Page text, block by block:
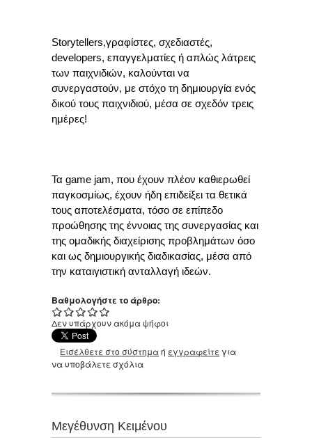
Storytellers,γραφίστες, σχεδιαστές,
developers, επαγγελματίες ή απλώς λάτρεις
των παιχνιδιών, καλούνται να
συνεργαστούν, με στόχο τη δημιουργία ενός
δικού τους παιχνιδιού, μέσα σε σχεδόν τρεις
ημέρες!
Τα game jam, που έχουν πλέον καθιερωθεί
παγκοσμίως, έχουν ήδη επιδείξει τα θετικά
τους αποτελέσματα, τόσο σε επίπεδο
προώθησης της έννοιας της συνεργασίας και
της ομαδικής διαχείρισης προβλημάτων όσο
και ως δημιουργικής διαδικασίας, μέσα από
την καταιγιστική ανταλλαγή ιδεών.
Βαθμολογήστε το άρθρο:
Δεν υπάρχουν ακόμα ψήφοι
Εισέλθετε στο σύστημαή εγγραφείτε για
να υποβάλετε σχόλια
Μεγέθυνση Κειμένου